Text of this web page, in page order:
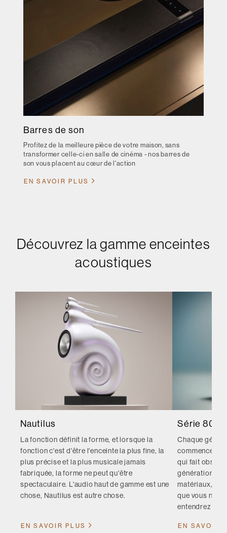
Barres de son
Profitez de la meilleure pièce de votre maison, sans
transformer celle-ci en salle de cinéma - nos barres de
son vous placent au cœur de l'action
EN SAVOIR PLUS
Découvrez la gamme enceintes
acoustiques
Nautilus
La fonction définit la forme, et lorsque la
fonction c'est d'être l'enceinte la plus fine, la
plus précise et la plus musicale jamais
fabriquée, la forme ne peut qu'être
spectaculaire. L'audio haut de gamme est une
chose, Nautilus est autre chose.
EN SAVOIR PLUS
Série 800
Chaque
commence
qui fait
génération y
matériaux, à
que vous ne
entendrez
EN SAVOIR